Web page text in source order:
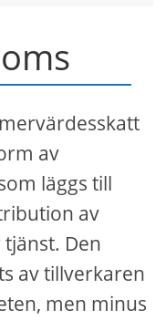
av
läggs till
av
Den
av tillverkaren
men minus